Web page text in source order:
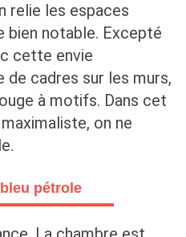
relie les espaces
bien notable. Excepté
cette envie
de cadres sur les murs,
à motifs. Dans cet
on ne
pétrole